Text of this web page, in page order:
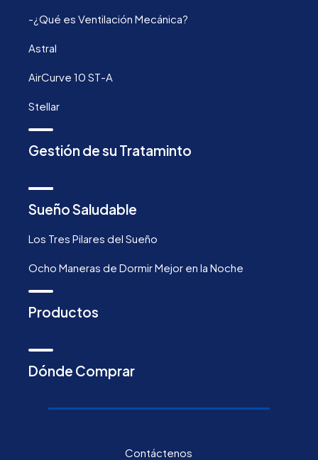
-¿Qué es Ventilación Mecánica?
Astral
AirCurve 10 ST-A
Stellar
Gestión de su Trataminto
Sueño Saludable
Los Tres Pilares del Sueño
Ocho Maneras de Dormir Mejor en la Noche
Productos
Dónde Comprar
Contáctenos